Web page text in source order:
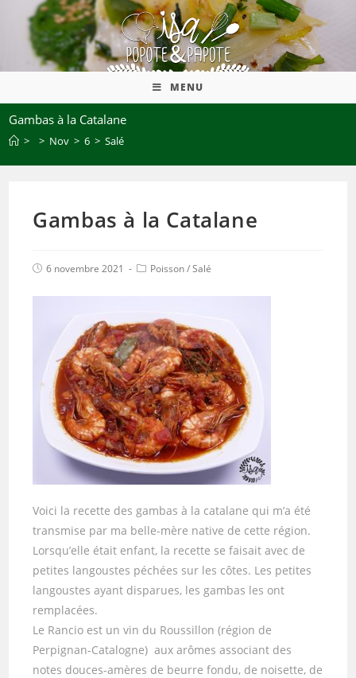
MENU
Gambas à la Catalane
> > Nov > 6 > Salé
Gambas à la Catalane
6 novembre 2021 Poisson/Salé
Voici la recette des gambas à la catalane qui m’a été
transmise par ma belle-mère native de cette région.
Lorsqu’elle était enfant, la recette se faisait avec de
petites langoustes péchées sur les côtes. Les petites
langoustes ayant disparues, les gambas les ont
remplacées.
Le Rancio est un vin du Roussillon (région de
Perpignan-Catalogne) aux arômes associant des
notes douces-amères de beurre fondu, de noisette, de